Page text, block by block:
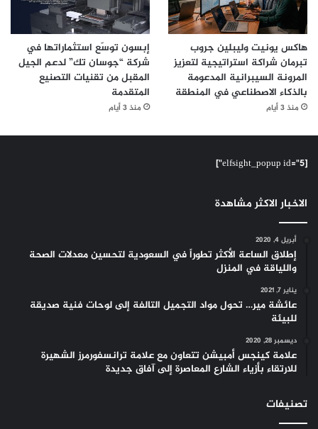
هاكس يونيت وليبلين جروب
تبرمان شراكة استراتيجية لتعزيز
المرونة السيبرانية المدعومة
بالذكاء الاصطناعي في المنطقة
منذ 3 أيام
إبسون توسّع استثماراتها في
شركة “جوسان تك” لدعم الجيل
المقبل من تقنيات التصنيع
المتقدمة
منذ 3 أيام
[elfsight_popup id="5"]
الاخبار الاكثر مشاهدة
أبريل 4, 2020
إطلاق الساعة الأكثر تطوراً في السعودية لتحسين معدلات الصحة
واللياقة في المنزل
يناير 7, 2021
عائشة مير… تحول مواد التجميل التالفة إلى لوحات فنية صديقة
للبيئة
ديسمبر 28, 2020
علامة كينجس أمبيشن تتعاون مع علامة ترانسفورمرز الشهيرة
للارتقاء بأزياء الشارع المعاصرة إلى آفاق جديدة
تصنيفات